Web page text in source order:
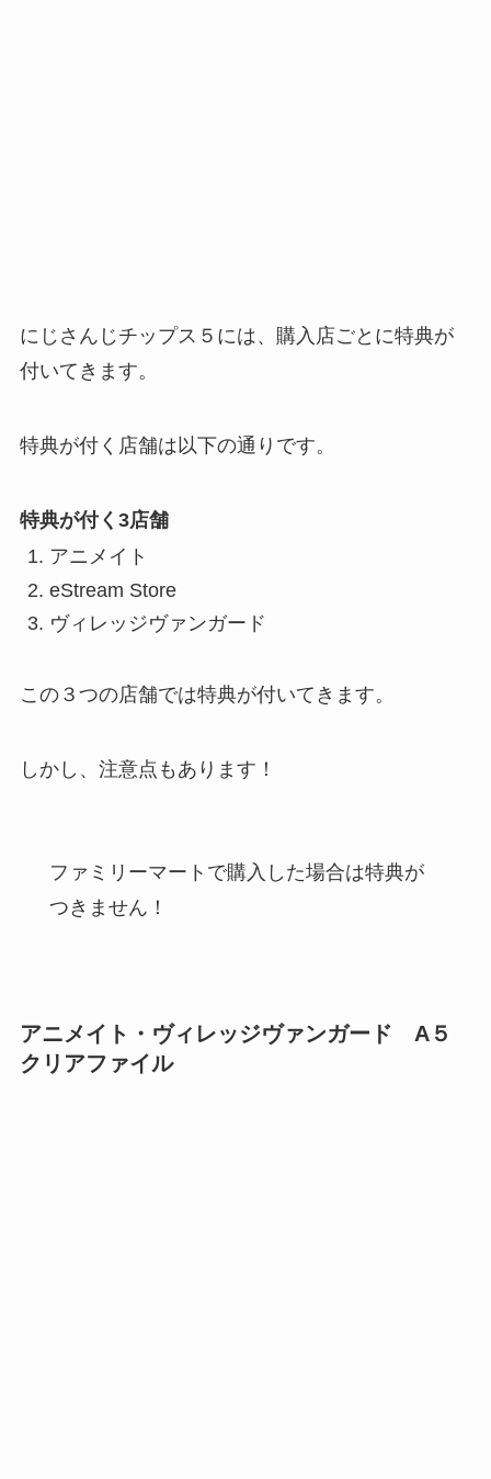
にじさんじチップス５には、購入店ごとに特典が
付いてきます。
特典が付く店舗は以下の通りです。
特典が付く3店舗
アニメイト
eStream Store
ヴィレッジヴァンガード
この３つの店舗では特典が付いてきます。
しかし、注意点もあります！
ファミリーマートで購入した場合は特典が
つきません！
アニメイト・ヴィレッジヴァンガード A５
クリアファイル